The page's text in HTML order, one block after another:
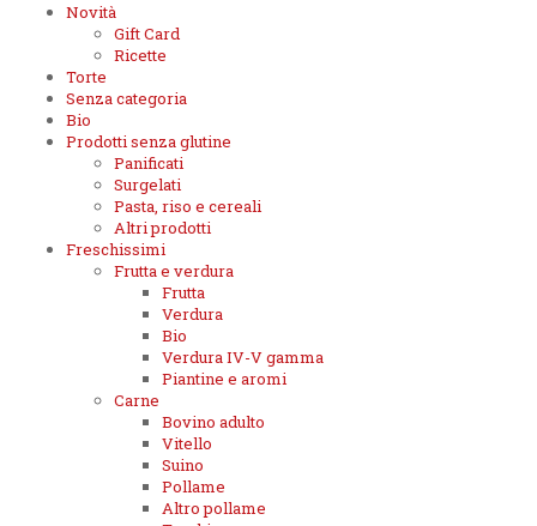
Novità
Gift Card
Ricette
Torte
Senza categoria
Bio
Prodotti senza glutine
Panificati
Surgelati
Pasta, riso e cereali
Altri prodotti
Freschissimi
Frutta e verdura
Frutta
Verdura
Bio
Verdura IV-V gamma
Piantine e aromi
Carne
Bovino adulto
Vitello
Suino
Pollame
Altro pollame